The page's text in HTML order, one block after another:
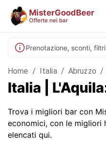
MisterGoodBeer
Offerte nei bar
Prenotazione, sconti, filtri
Home / Italia / Abruzzo /
Italia |
Trova i migliori bar con
economici, con le migliori
elencati qui.